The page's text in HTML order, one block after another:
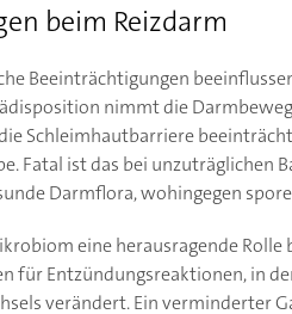
beim Reizdarm
Beeinträchtigungen
nimmt die
Schleimhautbarriere
Fatal ist das bei
Darmflora, wohingegen
eine herausragende
für Entzündungsreaktionen, in
verändert. Ein verminderter